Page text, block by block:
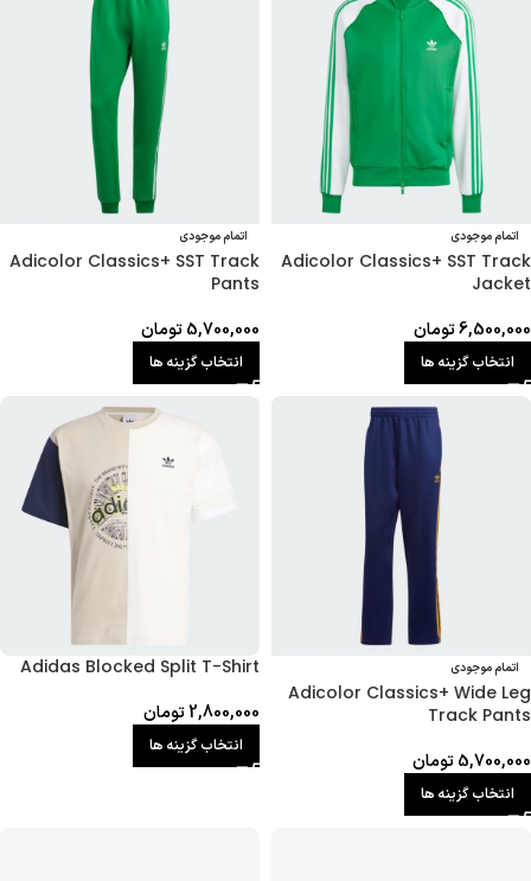
اتمام موجودی
Adicolor Classics+ SST Track
Jacket
6,500,000تومان
انتخاب گزینه ها
اتمام موجودی
Adicolor Classics+ SST Track
Pants
5,700,000تومان
انتخاب گزینه ها
اتمام موجودی
Adicolor Classics+ Wide Leg
Track Pants
5,700,000تومان
انتخاب گزینه ها
Adidas Blocked Split T-Shirt
2,800,000تومان
انتخاب گزینه ها